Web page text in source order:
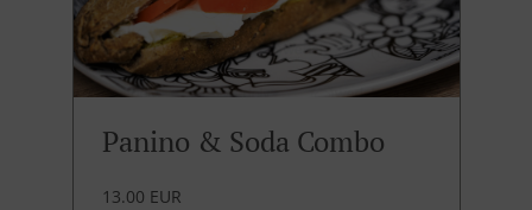
Panino & Soda Combo
13.00 EUR